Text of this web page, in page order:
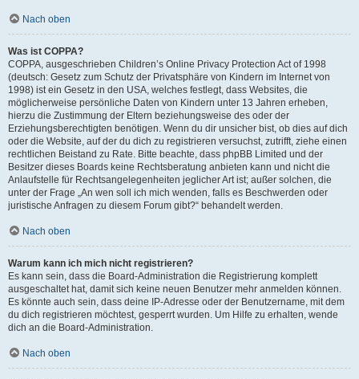
Nach oben
Was ist COPPA?
COPPA, ausgeschrieben Children’s Online Privacy Protection Act of 1998
(deutsch: Gesetz zum Schutz der Privatsphäre von Kindern im Internet von
1998) ist ein Gesetz in den USA, welches festlegt, dass Websites, die
möglicherweise persönliche Daten von Kindern unter 13 Jahren erheben,
hierzu die Zustimmung der Eltern beziehungsweise des oder der
Erziehungsberechtigten benötigen. Wenn du dir unsicher bist, ob dies auf dich
oder die Website, auf der du dich zu registrieren versuchst, zutrifft, ziehe einen
rechtlichen Beistand zu Rate. Bitte beachte, dass phpBB Limited und der
Besitzer dieses Boards keine Rechtsberatung anbieten kann und nicht die
Anlaufstelle für Rechtsangelegenheiten jeglicher Art ist; außer solchen, die
unter der Frage „An wen soll ich mich wenden, falls es Beschwerden oder
juristische Anfragen zu diesem Forum gibt?“ behandelt werden.
Nach oben
Warum kann ich mich nicht registrieren?
Es kann sein, dass die Board-Administration die Registrierung komplett
ausgeschaltet hat, damit sich keine neuen Benutzer mehr anmelden können.
Es könnte auch sein, dass deine IP-Adresse oder der Benutzername, mit dem
du dich registrieren möchtest, gesperrt wurden. Um Hilfe zu erhalten, wende
dich an die Board-Administration.
Nach oben